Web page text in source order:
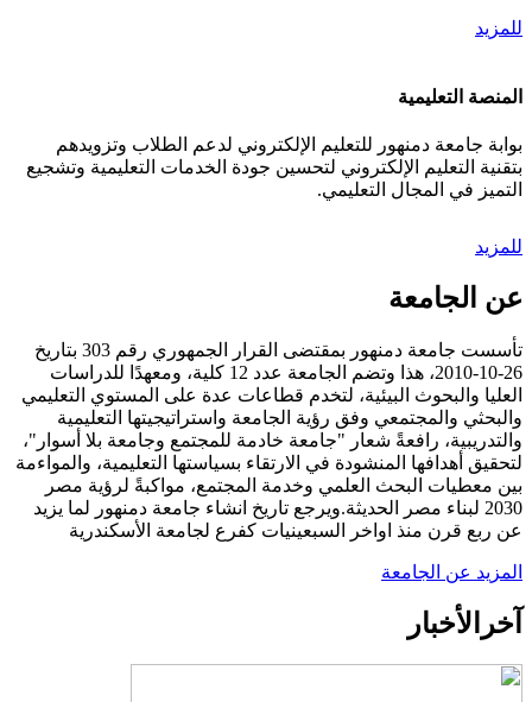
للمزيد
المنصة التعليمية
بوابة جامعة دمنهور للتعليم الإلكتروني لدعم الطلاب وتزويدهم
بتقنية التعليم الإلكتروني لتحسين جودة الخدمات التعليمية وتشجيع
التميز في المجال التعليمي.
للمزيد
عن الجامعة
تأسست جامعة دمنهور بمقتضى القرار الجمهوري رقم 303 بتاريخ
26-10-2010، هذا وتضم الجامعة عدد 12 كلية، ومعهدًا للدراسات
العليا والبحوث البيئية، لتخدم قطاعات عدة على المستوي التعليمي
والبحثي والمجتمعي وفق رؤية الجامعة واستراتيجيتها التعليمية
والتدريبية، رافعةً شعار "جامعة خادمة للمجتمع وجامعة بلا أسوار"،
لتحقيق أهدافها المنشودة في الارتقاء بسياستها التعليمية، والمواءمة
بين معطيات البحث العلمي وخدمة المجتمع، مواكبةً لرؤية مصر
2030 لبناء مصر الحديثة.ويرجع تاريخ انشاء جامعة دمنهور لما يزيد
عن ربع قرن منذ اواخر السبعينيات كفرع لجامعة الأسكندرية
المزيد عن الجامعة
آخر الأخبار